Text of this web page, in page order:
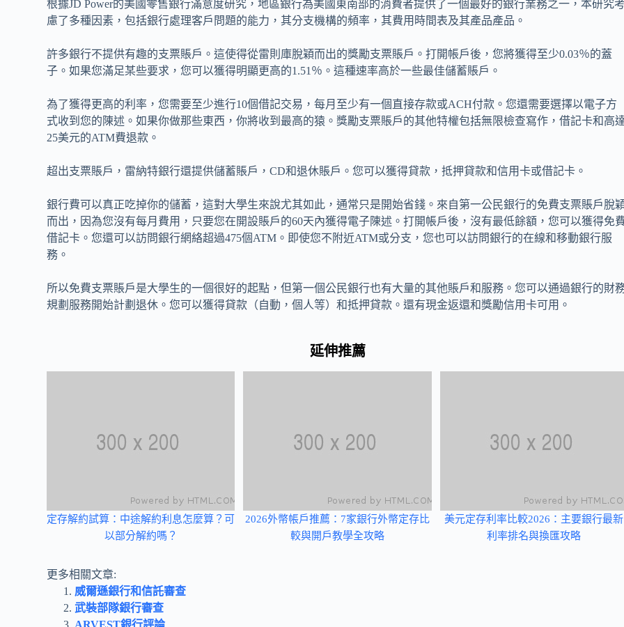
根據JD Power的美國零售銀行滿意度研究，地區銀行為美國東南部的消費者提供了一個最好的銀行業務之一，本研究考
慮了多種因素，包括銀行處理客戶問題的能力，其分支機構的頻率，其費用時間表及其產品產品。
許多銀行不提供有趣的支票賬戶。這使得從雷則庫脫穎而出的獎勵支票賬戶。打開帳戶後，您將獲得至少0.03％的蓋
子。如果您滿足某些要求，您可以獲得明顯更高的1.51％。這種速率高於一些最佳儲蓄賬戶。
為了獲得更高的利率，您需要至少進行10個借記交易，每月至少有一個直接存款或ACH付款。您還需要選擇以電子方
式收到您的陳述。如果你做那些東西，你將收到最高的猿。獎勵支票賬戶的其他特權包括無限檢查寫作，借記卡和高
25美元的ATM費退款。
超出支票賬戶，雷納特銀行還提供儲蓄賬戶，CD和退休賬戶。您可以獲得貸款，抵押貸款和信用卡或借記卡。
銀行費可以真正吃掉你的儲蓄，這對大學生來說尤其如此，通常只是開始省錢。來自第一公民銀行的免費支票賬戶脫
而出，因為您沒有每月費用，只要您在開設賬戶的60天內獲得電子陳述。打開帳戶後，沒有最低餘額，您可以獲得免
借記卡。您還可以訪問銀行網絡超過475個ATM。即使您不附近ATM或分支，您也可以訪問銀行的在線和移動銀行服
務。
所以免費支票賬戶是大學生的一個很好的起點，但第一個公民銀行也有大量的其他賬戶和服務。您可以通過銀行的財
規劃服務開始計劃退休。您可以獲得貸款（自動，個人等）和抵押貸款。還有現金返還和獎勵信用卡可用。
延伸推薦
定存解約試算：中途解約利息怎麼算？可
以部分解約嗎？
2026外幣帳戶推薦：7家銀行外幣定存比
較與開戶教學全攻略
美元定存利率比較2026：主要銀行最新
利率排名與換匯攻略
更多相關文章:
威爾遜銀行和信託審查
武裝部隊銀行審查
ARVEST銀行評論